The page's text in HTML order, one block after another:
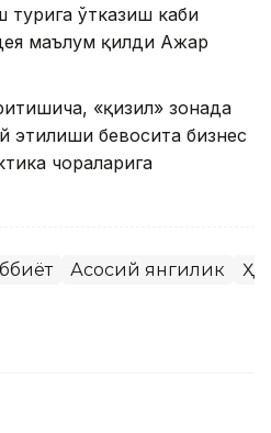
ўтказиш каби
маълум қилди Ажар
«қизил» зонада
этилиши бевосита бизнес
чораларига
Асосий янгилик